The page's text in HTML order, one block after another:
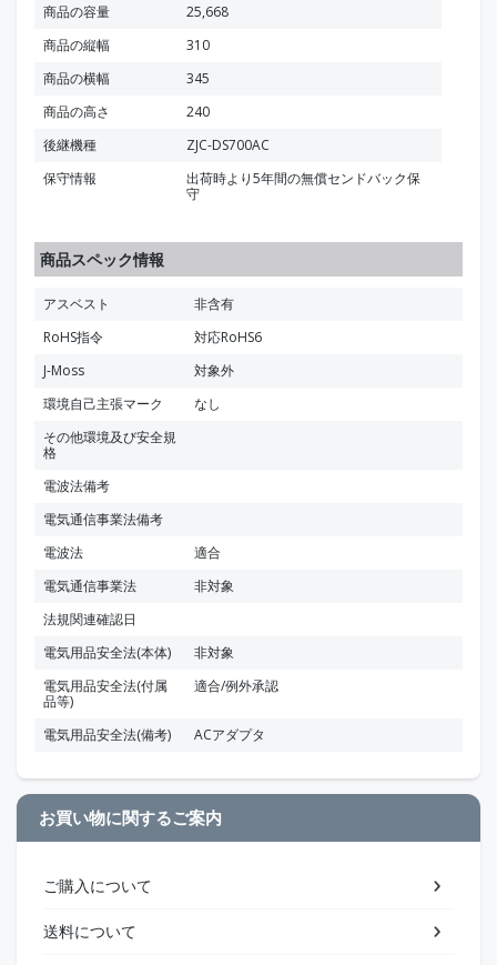
商品の容量
25,668
商品の縦幅
310
商品の横幅
345
商品の高さ
240
後継機種
ZJC-DS700AC
保守情報
出荷時より5年間の無償センドバック保
守
商品スペック情報
アスベスト
非含有
RoHS指令
対応RoHS6
J-Moss
対象外
環境自己主張マーク
なし
その他環境及び安全規
格
電波法備考
電気通信事業法備考
電波法
適合
電気通信事業法
非対象
法規関連確認日
電気用品安全法(本体)
非対象
電気用品安全法(付属
品等)
適合/例外承認
電気用品安全法(備考) ACアダプタ
お買い物に関するご案内
ご購入について
送料について